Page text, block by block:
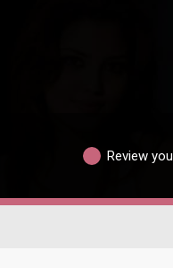
Review